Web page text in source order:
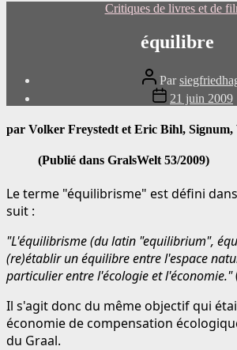
Catégories
Critiques de livres et de
équilibre
Auteur
du
message
Par
Date
de
publication
21 juin 2009
par Volker Freystedt et Eric Bihl, Signum,
(Publié dans GralsWelt 53/2009)
Le terme "équilibrisme" est défini
suit :
"L'équilibrisme (du latin "equilibrium",
(re)établir un équilibre entre l'espace
particulier entre l'écologie et l'économie."
Il s'agit donc du même objectif qui
économie de compensation
du Graal.